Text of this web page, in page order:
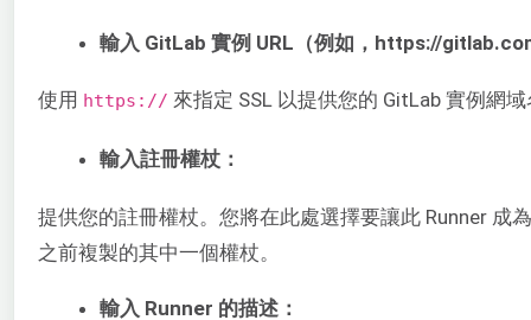
輸入 GitLab 實例 URL（例如，https://
使用 https:// 來指定 SSL 以提供您的 GitLab 實例網
輸入註冊權杖：
提供您的註冊權杖。您將在此處選擇要讓此 Runner 成
之前複製的其中一個權杖。
輸入 Runner 的描述：